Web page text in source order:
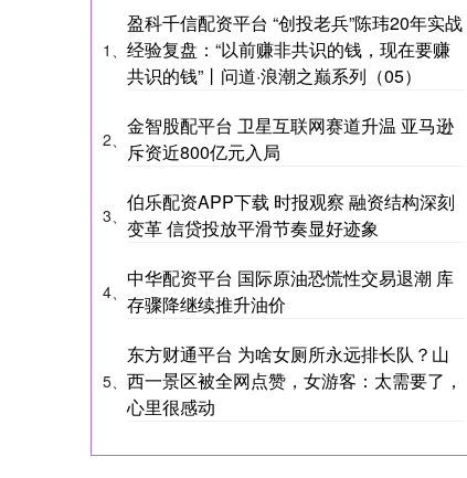
1、
盈科千信配资平台 “创投老兵”陈玮20年实战
经验复盘：“以前赚非共识的钱，现在要赚
共识的钱”丨问道·浪潮之巅系列（05）
2、
金智股配平台 卫星互联网赛道升温 亚马逊
斥资近800亿元入局
3、
伯乐配资APP下载 时报观察 融资结构深刻
变革 信贷投放平滑节奏显好迹象
4、
中华配资平台 国际原油恐慌性交易退潮 库
存骤降继续推升油价
5、
东方财通平台 为啥女厕所永远排长队？山
西一景区被全网点赞，女游客：太需要了，
心里很感动